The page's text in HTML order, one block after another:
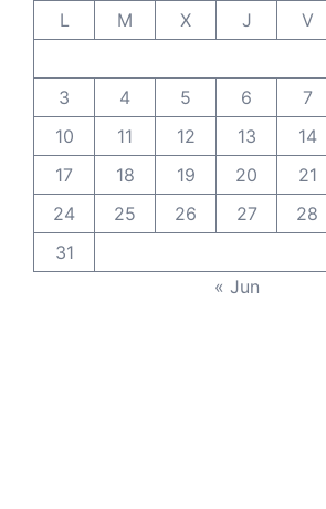
L
M X J V
3
4 5 6 7
10
11 12 13 14
17
18 19 20 21
24
25 26 27 28
31
« Jun